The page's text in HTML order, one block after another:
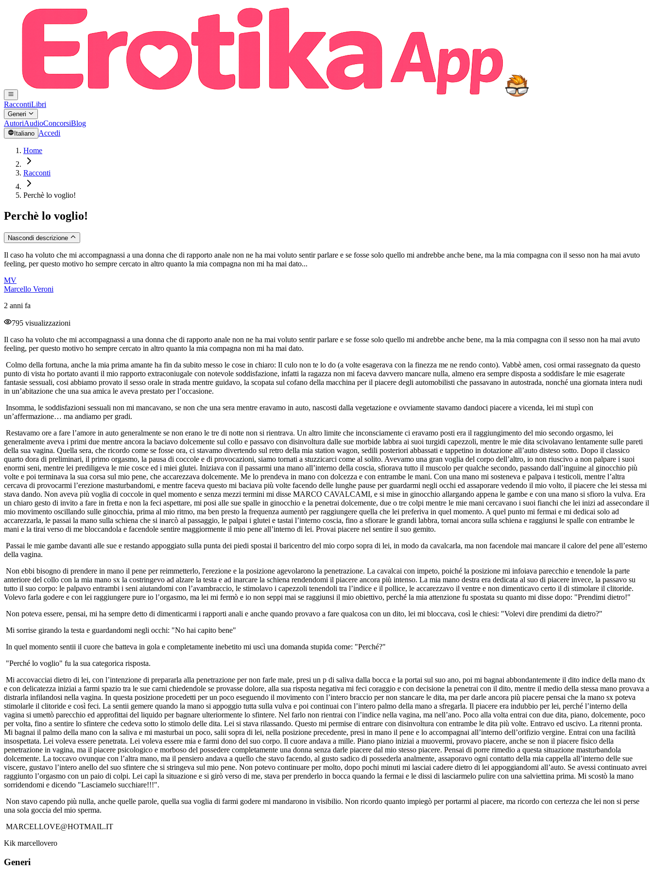
RaccontiLibri
Generi
AutoriAudioConcorsiBlog
Italiano Accedi
Home
Racconti
Perchè lo voglio!
Perchè lo voglio!
Nascondi descrizione
Il caso ha voluto che mi accompagnassi a una donna che di rapporto anale non ne ha mai voluto sentir parlare e se fosse solo quello mi andrebbe anche bene, ma la mia compagna con il sesso non ha mai avuto
feeling, per questo motivo ho sempre cercato in altro quanto la mia compagna non mi ha mai dato...
MV
Marcello Veroni
2 anni fa
795 visualizzazioni
Il caso ha voluto che mi accompagnassi a una donna che di rapporto anale non ne ha mai voluto sentir parlare e se fosse solo quello mi andrebbe anche bene, ma la mia compagna con il sesso non ha mai avuto
feeling, per questo motivo ho sempre cercato in altro quanto la mia compagna non mi ha mai dato.
Colmo della fortuna, anche la mia prima amante ha fin da subito messo le cose in chiaro: Il culo non te lo do (a volte esagerava con la finezza me ne rendo conto). Vabbè amen, cosi ormai rassegnato da questo
punto di vista ho portato avanti il mio rapporto extraconiugale con notevole soddisfazione, infatti la ragazza non mi faceva davvero mancare nulla, almeno era sempre disposta a soddisfare le mie esagerate
fantasie sessuali, cosi abbiamo provato il sesso orale in strada mentre guidavo, la scopata sul cofano della macchina per il piacere degli automobilisti che passavano in autostrada, nonché una giornata intera nudi
in un’abitazione che una sua amica le aveva prestato per l’occasione.
Insomma, le soddisfazioni sessuali non mi mancavano, se non che una sera mentre eravamo in auto, nascosti dalla vegetazione e ovviamente stavamo dandoci piacere a vicenda, lei mi stupì con
un’affermazione… ma andiamo per gradi.
Restavamo ore a fare l’amore in auto generalmente se non erano le tre di notte non si rientrava. Un altro limite che inconsciamente ci eravamo posti era il raggiungimento del mio secondo orgasmo, lei
generalmente aveva i primi due mentre ancora la baciavo dolcemente sul collo e passavo con disinvoltura dalle sue morbide labbra ai suoi turgidi capezzoli, mentre le mie dita scivolavano lentamente sulle pareti
della sua vagina. Quella sera, che ricordo come se fosse ora, ci stavamo divertendo sul retro della mia station wagon, sedili posteriori abbassati e tappetino in dotazione all’auto disteso sotto. Dopo il classico
quarto dora di preliminari, il primo orgasmo, la pausa di coccole e di provocazioni, siamo tornati a stuzzicarci come al solito. Avevamo una gran voglia del corpo dell’altro, io non riuscivo a non palpare i suoi
enormi seni, mentre lei prediligeva le mie cosce ed i miei glutei. Iniziava con il passarmi una mano all’interno della coscia, sfiorava tutto il muscolo per qualche secondo, passando dall’inguine al ginocchio più
volte e poi terminava la sua corsa sul mio pene, che accarezzava dolcemente. Me lo prendeva in mano con dolcezza e con entrambe le mani. Con una mano mi sosteneva e palpava i testicoli, mentre l’altra
cercava di provocarmi l’erezione masturbandomi, e mentre faceva questo mi baciava più volte facendo delle lunghe pause per guardarmi negli occhi ed assaporare vedendo il mio volto, il piacere che lei stessa mi
stava dando. Non aveva più voglia di coccole in quel momento e senza mezzi termini mi disse MARCO CAVALCAMI, e si mise in ginocchio allargando appena le gambe e con una mano si sfioro la vulva. Era
un chiaro gesto di invito a fare in fretta e non la feci aspettare, mi posi alle sue spalle in ginocchio e la penetrai dolcemente, due o tre colpi mentre le mie mani cercavano i suoi fianchi che lei inizi ad assecondare il
mio movimento oscillando sulle ginocchia, prima al mio ritmo, ma ben presto la frequenza aumentò per raggiungere quella che lei preferiva in quel momento. A quel punto mi fermai e mi dedicai solo ad
accarezzarla, le passai la mano sulla schiena che si inarcò al passaggio, le palpai i glutei e tastai l’interno coscia, fino a sfiorare le grandi labbra, tornai ancora sulla schiena e raggiunsi le spalle con entrambe le
mani e la tirai verso di me bloccandola e facendole sentire maggiormente il mio pene all’interno di lei. Provai piacere nel sentire il suo gemito.
Passai le mie gambe davanti alle sue e restando appoggiato sulla punta dei piedi spostai il baricentro del mio corpo sopra di lei, in modo da cavalcarla, ma non facendole mai mancare il calore del pene all’esterno
della vagina.
Non ebbi bisogno di prendere in mano il pene per reimmetterlo, l'erezione e la posizione agevolarono la penetrazione. La cavalcai con impeto, poiché la posizione mi infoiava parecchio e tenendole la parte
anteriore del collo con la mia mano sx la costringevo ad alzare la testa e ad inarcare la schiena rendendomi il piacere ancora più intenso. La mia mano destra era dedicata al suo di piacere invece, la passavo su
tutto il suo corpo: le palpavo entrambi i seni aiutandomi con l’avambraccio, le stimolavo i capezzoli tenendoli tra l’indice e il pollice, le accarezzavo il ventre e non dimenticavo certo il di stimolare il clitoride.
Volevo farla godere e con lei raggiungere pure io l’orgasmo, ma lei mi fermò e io non seppi mai se raggiunsi il mio obiettivo, perché la mia attenzione fu spostata su quanto mi disse dopo: "Prendimi dietro!"
Non poteva essere, pensai, mi ha sempre detto di dimenticarmi i rapporti anali e anche quando provavo a fare qualcosa con un dito, lei mi bloccava, così le chiesi: "Volevi dire prendimi da dietro?"
Mi sorrise girando la testa e guardandomi negli occhi: "No hai capito bene"
In quel momento sentii il cuore che batteva in gola e completamente inebetito mi uscì una domanda stupida come: "Perché?"
"Perché lo voglio" fu la sua categorica risposta.
Mi accovacciai dietro di lei, con l’intenzione di prepararla alla penetrazione per non farle male, presi un p di saliva dalla bocca e la portai sul suo ano, poi mi bagnai abbondantemente il dito indice della mano dx
e con delicatezza iniziai a farmi spazio tra le sue carni chiedendole se provasse dolore, alla sua risposta negativa mi feci coraggio e con decisione la penetrai con il dito, mentre il medio della stessa mano provava a
distrarla infilandosi nella vagina. In questa posizione procedetti per un poco eseguendo il movimento con l’intero braccio per non stancare le dita, ma per darle ancora più piacere pensai che la mano sx poteva
stimolarle il clitoride e così feci. La sentii gemere quando la mano si appoggio tutta sulla vulva e poi continuai con l’intero palmo della mano a sfregarla. Il piacere era indubbio per lei, perché l’interno della
vagina si umettò parecchio ed approfittai del liquido per bagnare ulteriormente lo sfintere. Nel farlo non rientrai con l’indice nella vagina, ma nell’ano. Poco alla volta entrai con due dita, piano, dolcemente, poco
per volta, fino a sentire lo sfintere che cedeva sotto lo stimolo delle dita. Lei si stava rilassando. Questo mi permise di entrare con disinvoltura con entrambe le dita più volte. Entravo ed uscivo. La ritenni pronta.
Mi bagnai il palmo della mano con la saliva e mi masturbai un poco, salii sopra di lei, nella posizione precedente, presi in mano il pene e lo accompagnai all’interno dell’orifizio vergine. Entrai con una facilità
insospettata. Lei voleva essere penetrata. Lei voleva essere mia e farmi dono del suo corpo. Il cuore andava a mille. Piano piano iniziai a muovermi, provavo piacere, anche se non il piacere fisico della
penetrazione in vagina, ma il piacere psicologico e morboso del possedere completamente una donna senza darle piacere dal mio stesso piacere. Pensai di porre rimedio a questa situazione masturbandola
dolcemente. La toccavo ovunque con l’altra mano, ma il pensiero andava a quello che stavo facendo, al gusto sadico di possederla analmente, assaporavo ogni contatto della mia cappella all’interno delle sue
viscere, gustavo l’intero anello del suo sfintere che si stringeva sul mio pene. Non potevo continuare per molto, dopo pochi minuti mi lasciai cadere dietro di lei appoggiandomi all’auto. Se avessi continuato avrei
raggiunto l’orgasmo con un paio di colpi. Lei capì la situazione e si girò verso di me, stava per prenderlo in bocca quando la fermai e le dissi di lasciarmelo pulire con una salviettina prima. Mi scostò la mano
sorridendomi e dicendo "Lasciamelo succhiare!!!".
Non stavo capendo più nulla, anche quelle parole, quella sua voglia di farmi godere mi mandarono in visibilio. Non ricordo quanto impiegò per portarmi al piacere, ma ricordo con certezza che lei non si perse
una sola goccia del mio sperma.
MARCELLOVE@HOTMAIL.IT
Kik marcellovero
Generi